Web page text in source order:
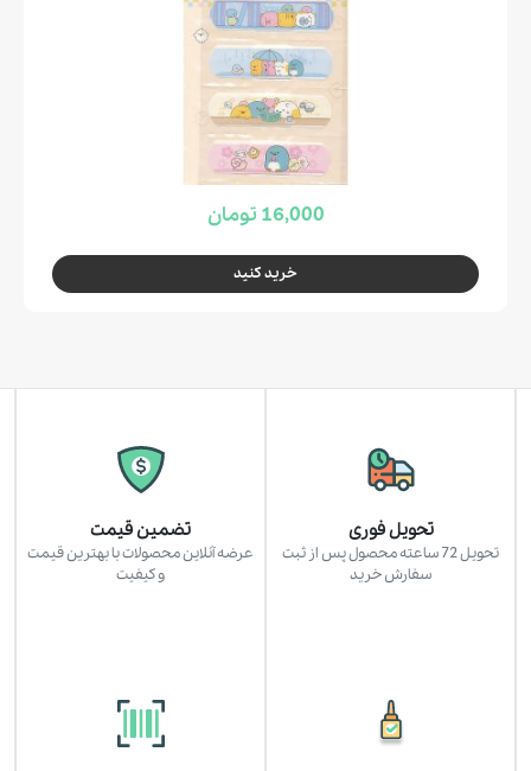
16,000 تومان
خرید کنید
تحویل فوری
تحویل 72 ساعته محصول پس از ثبت
سفارش خرید
تضمین قیمت
عرضه آنلاین محصولات با بهترین قیمت
و کیفیت